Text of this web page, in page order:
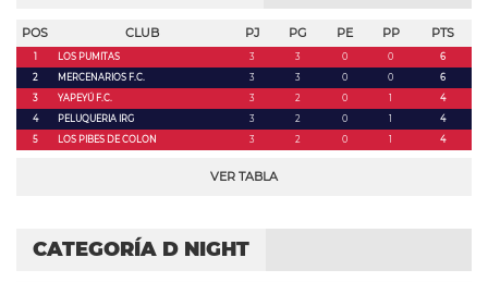
POS CLUB PJ PG PE PP PTS
1 LOS PUMITAS 3 3 0 0
6
2
MERCENARIOS F.C. 3 3 0 0
6
3
YAPEYÚ F.C. 3 2 0 1
4
4
PELUQUERIA IRG 3 2 0 1
4
5
LOS PIBES DE COLON 3 2 0 1 4
VER TABLA
CATEGORÍA D NIGHT